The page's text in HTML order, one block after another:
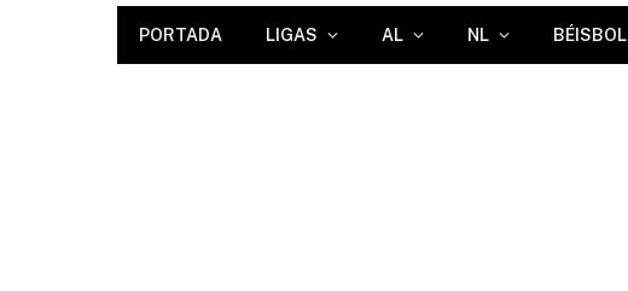
PORTADA LIGAS AL NL BÉISBOL